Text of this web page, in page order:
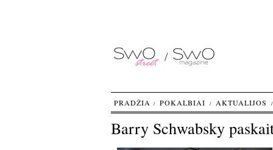
Barry Schwabsky
PRADŽIA POKALBIAI AKTUALIJOS